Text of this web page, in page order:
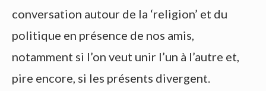
conversation autour de la ‘religion’ et du
politique en présence de nos amis,
notamment si l’on veut unir l’un à l’autre et,
pire encore, si les présents divergent.